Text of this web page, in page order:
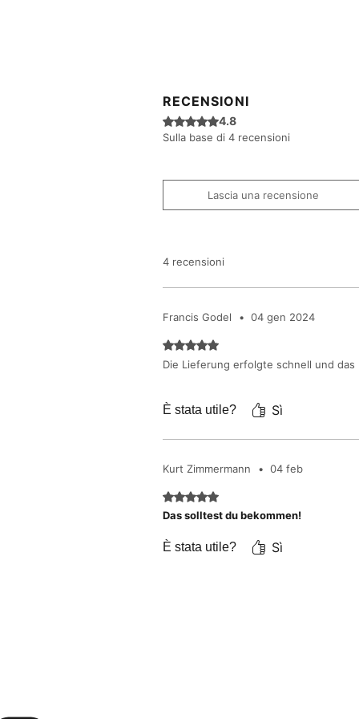
RECENSIONI
Valutazione 4,8 stelle su 5.
4.8
Sulla base di 4 recensioni
Lascia una recensione
4 recensioni
Francis Godel • 04 gen 2024
Valutazione 5 stelle su 5.
Die Lieferung erfolgte schnell und
È stata utile? Sì
Kurt Zimmermann • 04 feb
Valutazione 5 stelle su 5.
Das solltest du bekommen!
È stata utile? Sì